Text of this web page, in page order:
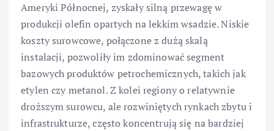
Ameryki Północnej, zyskały silną przewagę w
produkcji olefin opartych na lekkim wsadzie. Niskie
koszty surowcowe, połączone z dużą skalą
instalacji, pozwoliły im zdominować segment
bazowych produktów petrochemicznych, takich jak
etylen czy metanol. Z kolei regiony o relatywnie
droższym surowcu, ale rozwiniętych rynkach zbytu i
infrastrukturze, często koncentrują się na bardziej